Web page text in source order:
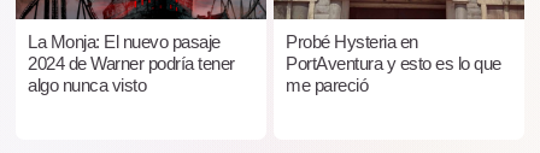
La Monja: El nuevo pasaje
2024 de Warner podría tener
algo nunca visto
Probé Hysteria en
PortAventura y esto es lo que
me pareció